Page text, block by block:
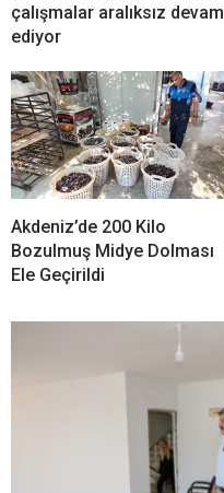
çalışmalar aralıksız devam
ediyor
Akdeniz’de 200 Kilo
Bozulmuş Midye Dolması
Ele Geçirildi